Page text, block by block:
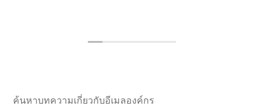
ค้นหาบทความเกี่ยวกับอีเมลองค์กร